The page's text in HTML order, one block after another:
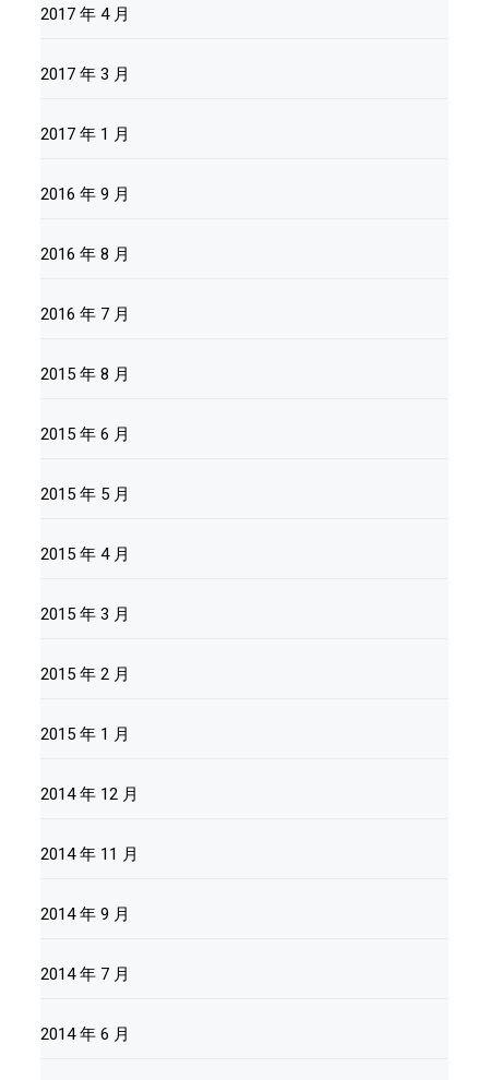
2017 年 4 月
2017 年 3 月
2017 年 1 月
2016 年 9 月
2016 年 8 月
2016 年 7 月
2015 年 8 月
2015 年 6 月
2015 年 5 月
2015 年 4 月
2015 年 3 月
2015 年 2 月
2015 年 1 月
2014 年 12 月
2014 年 11 月
2014 年 9 月
2014 年 7 月
2014 年 6 月